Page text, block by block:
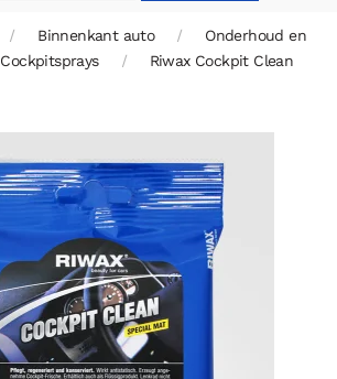
Binnenkant auto
Onderhoud en
Cockpitsprays
Riwax Cockpit Clean